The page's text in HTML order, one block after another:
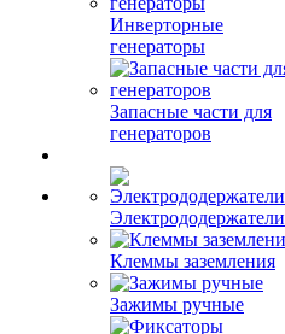
Инверторные
генераторы
Запасные части для
генераторов
Электрододержатели
Клеммы заземления
Зажимы ручные